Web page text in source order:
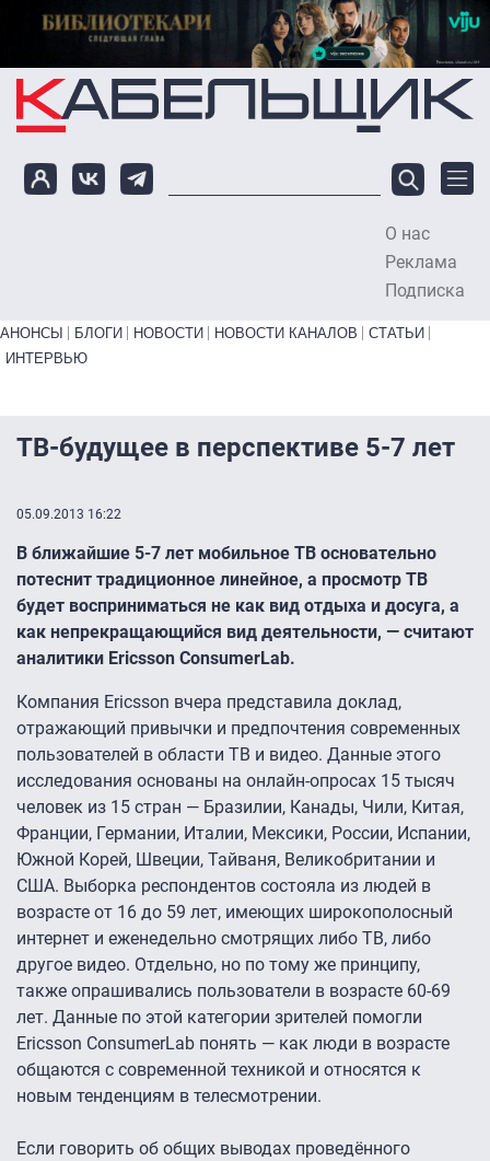
Перейти к основному содержанию
О нас
Реклама
Подписка
Primary links bottom
АНОНСЫ БЛОГИ НОВОСТИ НОВОСТИ КАНАЛОВ
СТАТЬИ
ИНТЕРВЬЮ
ТВ-будущее в перспективе 5-7 лет
05.09.2013 16:22
В ближайшие 5-7 лет мобильное ТВ основательно
потеснит традиционное линейное, а просмотр ТВ
будет восприниматься не как вид отдыха и досуга, а
как непрекращающийся вид деятельности, — считают
аналитики Ericsson ConsumerLab.
Компания Ericsson вчера представила доклад,
отражающий привычки и предпочтения современных
пользователей в области ТВ и видео. Данные этого
исследования основаны на онлайн-опросах 15 тысяч
человек из 15 стран — Бразилии, Канады, Чили, Китая,
Франции, Германии, Италии, Мексики, России, Испании,
Южной Корей, Швеции, Тайваня, Великобритании и
США. Выборка респондентов состояла из людей в
возрасте от 16 до 59 лет, имеющих широкополосный
интернет и еженедельно смотрящих либо ТВ, либо
другое видео. Отдельно, но по тому же принципу,
также опрашивались пользователи в возрасте 60-69
лет. Данные по этой категории зрителей помогли
Ericsson ConsumerLab понять — как люди в возрасте
общаются с современной техникой и относятся к
новым тенденциям в телесмотрении.
Если говорить об общих выводах проведённого